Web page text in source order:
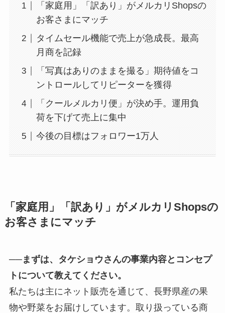
「家庭用」「訳あり」がメルカリShopsの
お客さまにマッチ
タイムセール機能で売上が急成長。最高
月商を記録
「写真はありのままを撮る」期待値をコ
ントロールしてリピーターを獲得
「クールメルカリ便」が決め手。運用負
荷を下げて売上に集中
今後の目標はフォロワー1万人
「家庭用」「訳あり」がメルカリShopsの
お客さまにマッチ
──まずは、タケショウさんの事業内容とコンセプ
トについて教えてください。
私たちは主にネット販売を通じて、長野県産の果
物や野菜をお届けしています。取り扱っている商